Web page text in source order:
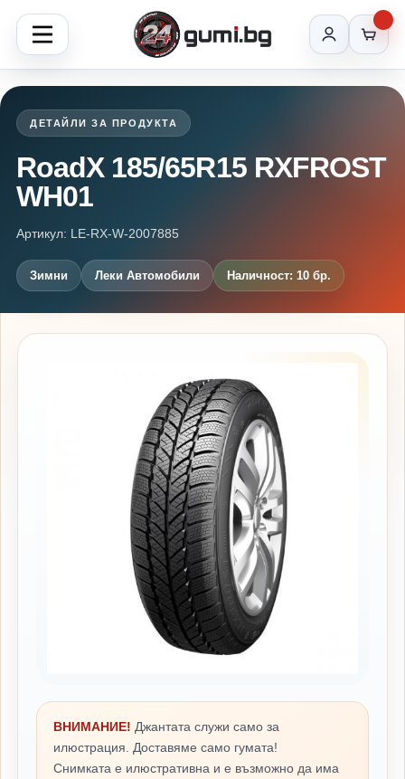
ДЕТАЙЛИ ЗА ПРОДУКТА
RoadX 185/65R15 RXFROST
WH01
Артикул: LE-RX-W-2007885
Зимни Леки Автомобили Наличност: 10 бр.
ВНИМАНИЕ! Джантата служи само за
илюстрация. Доставяме само гумата!
Снимката е илюстративна и е възможно да има